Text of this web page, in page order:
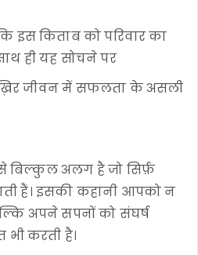
इस किताब को परिवार का
ही यह सोचने पर
जीवन में सफलता के असली
बिल्कुल अलग है जो सिर्फ़
हैं। इसकी कहानी आपको न
अपने सपनों को संघर्ष
भी करती है।